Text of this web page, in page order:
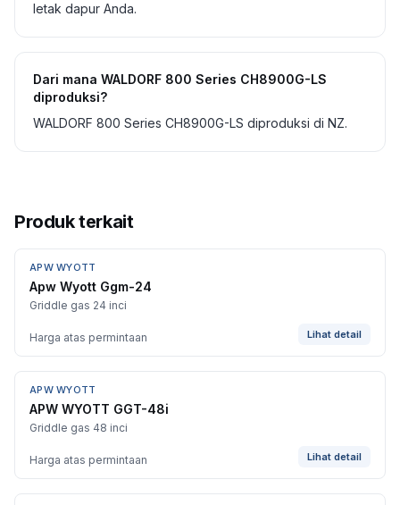
letak dapur Anda.
Dari mana WALDORF 800 Series CH8900G-LS
diproduksi?
WALDORF 800 Series CH8900G-LS diproduksi di NZ.
Produk terkait
APW WYOTT
Apw Wyott Ggm-24
Griddle gas 24 inci
Harga atas permintaan Lihat detail
APW WYOTT
APW WYOTT GGT-48i
Griddle gas 48 inci
Harga atas permintaan Lihat detail